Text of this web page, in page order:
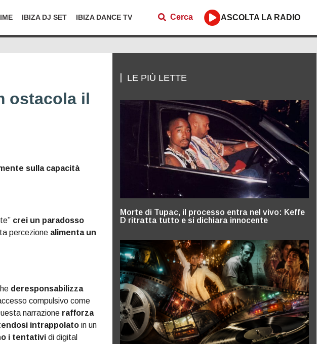
IBIZA DJ SET IBIZA DANCE TV Cerca ASCOLTA LA RADIO
ostacola il
sulla capacità
crei un paradosso
percezione alimenta un
deresponsabilizza
compulsivo come
narrazione rafforza
intrappolato in un
i tentativi di digital
LE PIÙ LETTE
Morte di Tupac, il processo entra nel vivo: Keffe
D ritratta tutto e si dichiara innocente